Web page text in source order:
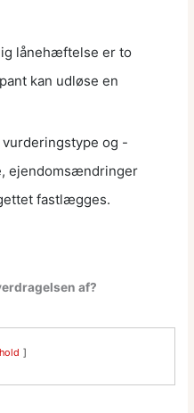
lånehæftelse er to
kan udløse en
og -
ejendomsændringer
fastlægges.
af?